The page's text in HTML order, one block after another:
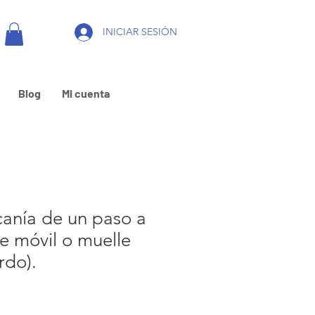
INICIAR SESIÓN
Blog Mi cuenta
de un paso a
móvil o muelle